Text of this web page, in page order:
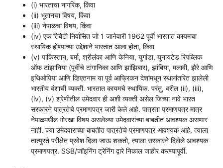
(i) भारताचा नागरिक, किंवा
(ii) भूतानचा विषय, किंवा
(iii) नेपाळचा विषय, किंवा
(iv) एक तिबेटी निर्वासित जो 1 जानेवारी 1962 पूर्वी भारतात कायमचा
स्थायिक होण्याच्या उद्देशाने भारतात आला होता, किंवा
(v) पाकिस्तान, बर्मा, श्रीलंका आणि केनिया, युगांडा, युनायटेड रिपब्लिक
ऑफ टांझानिया (पूर्वीचे टांगानिका आणि झांझिबार), झांबिया, मलावी, झैरे आणि
इथिओपिया आणि व्हिएतनाम या पूर्व आफ्रिकन देशांमधून स्थलांतरित झालेली
भारतीय वंशाची व्यक्ती. भारतात कायमचे स्थायिक. परंतु, वरील (ii), (iii),
(iv), (v) श्रेणीतील उमेदवार ही अशी व्यक्ती असेल जिच्या नावे भारत
सरकारने पात्रतेचे प्रमाणपत्र जारी केले आहे. पात्रता प्रमाणपत्र मात्र
नेपाळमधील गोरखा विषय असलेल्या उमेदवारांच्या बाबतीत आवश्यक असणार
नाही. ज्या उमेदवाराच्या बाबतीत पात्रतेचे प्रमाणपत्र आवश्यक आहे, त्याला
तात्पुरते परीक्षेत प्रवेश दिला जाऊ शकतो, त्याला सरकारने दिलेले आवश्यक
प्रमाणपत्र. SSB/जॉइनिंग ट्रेनिंग द्वारे निकाल जाहीर करण्यापूर्वी.